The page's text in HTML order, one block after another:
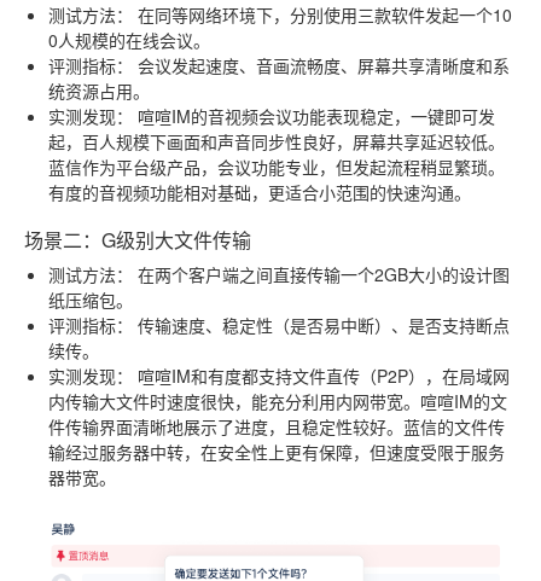
测试方法：
在同等网络环境下，分别使用三款软件发起一个10
0人规模的在线会议。
评测指标：
会议发起速度、音画流畅度、屏幕共享清晰度和系
统资源占用。
实测发现：
喧喧IM的音视频会议功能表现稳定，一键即可发
起，百人规模下画面和声音同步性良好，屏幕共享延迟较低。
蓝信作为平台级产品，会议功能专业，但发起流程稍显繁琐。
有度的音视频功能相对基础，更适合小范围的快速沟通。
场景二：G级别大文件传输
测试方法：
在两个客户端之间直接传输一个2GB大小的设计图
纸压缩包。
评测指标：
传输速度、稳定性（是否易中断）、是否支持断点
续传。
实测发现：
喧喧IM和有度都支持文件直传（P2P），在局域网
内传输大文件时速度很快，能充分利用内网带宽。喧喧IM的文
件传输界面清晰地展示了进度，且稳定性较好。蓝信的文件传
输经过服务器中转，在安全性上更有保障，但速度受限于服务
器带宽。